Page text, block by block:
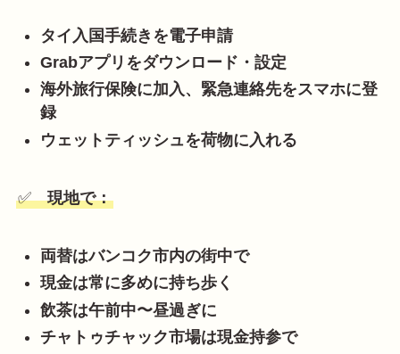
タイ入国手続きを電子申請
Grabアプリをダウンロード・設定
海外旅行保険に加入、緊急連絡先をスマホに登
録
ウェットティッシュを荷物に入れる
✅現地で：
両替はバンコク市内の街中で
現金は常に多めに持ち歩く
飲茶は午前中〜昼過ぎに
チャトゥチャック市場は現金持参で